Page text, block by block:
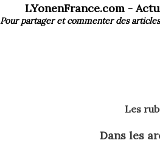
LYonenFrance.com -
Pour partager et commenter des articles
Les
Dans les